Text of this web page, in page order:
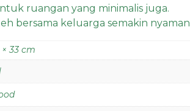
ruangan yang minimalis juga.
bersama keluarga semakin nyaman
33 cm